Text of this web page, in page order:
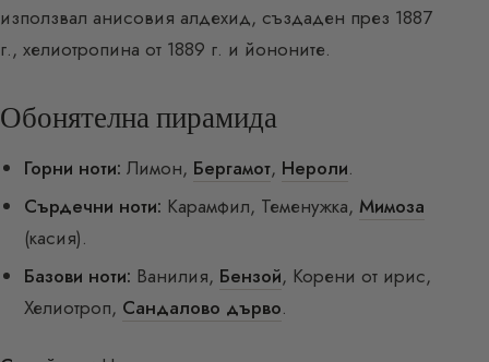
използвал анисовия алдехид, създаден през 1887
г., хелиотропина от 1889 г. и йононите.
Обонятелна пирамида
Горни ноти: Лимон, Бергамот, Нероли.
Сърдечни ноти: Карамфил, Теменужка,Мимоза
(касия).
Базови ноти: Ванилия, Бензой, Корени от ирис,
Хелиотроп, Сандалово дърво.